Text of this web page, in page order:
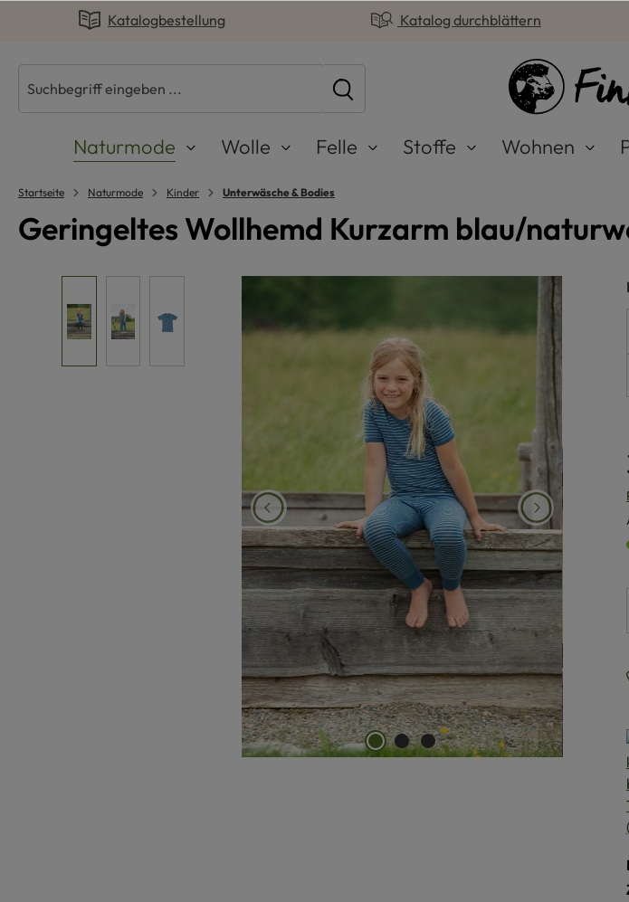
Zur Hauptnavigation springen
Katalogbestellung Katalog durchblättern
Naturmode Wolle Felle Stoffe Wohnen
Startseite Naturmode Kinder Unterwäsche & Bodies
Geringeltes Wollhemd Kurzarm blau/